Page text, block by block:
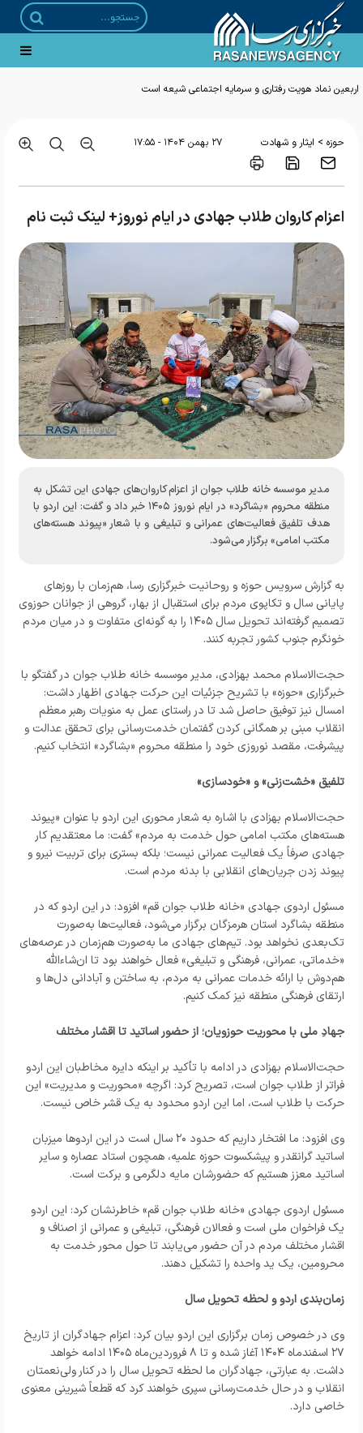
حوزه > ایثار و شهادت ۲۷ بهمن ۱۴۰۴ - ۱۷:۵۵
اعزام کاروان طلاب جهادی در ایام نوروز+ لینک ثبت نام
مدیر موسسه خانه طلاب جوان از اعزام کاروان‌های جهادی این تشکل به
منطقه محروم «بشاگرد» در ایام نوروز ۱۴۰۵ خبر داد و گفت: این اردو با
هدف تلفیق فعالیت‌های عمرانی و تبلیغی و با شعار «پیوند هسته‌های
مکتب امامی» برگزار می‌شود.
به گزارش سرویس حوزه و روحانیت خبرگزاری رسا، هم‌زمان با روزهای
پایانی سال و تکاپوی مردم برای استقبال از بهار، گروهی از جوانان حوزوی
تصمیم گرفته‌اند تحویل سال ۱۴۰۵ را به گونه‌ای متفاوت و در میان مردم
خونگرم جنوب کشور تجربه کنند.
حجت‌الاسلام محمد بهزادی، مدیر موسسه خانه طلاب جوان در گفتگو با
خبرگزاری «حوزه» با تشریح جزئیات این حرکت جهادی اظهار داشت:
امسال نیز توفیق حاصل شد تا در راستای عمل به منویات رهبر معظم
انقلاب مبنی بر همگانی کردن گفتمان خدمت‌رسانی برای تحقق عدالت و
پیشرفت، مقصد نوروزی خود را منطقه محروم «بشاگرد» انتخاب کنیم.
تلفیق «خشت‌زنی» و «خودسازی»
حجت‌الاسلام بهزادی با اشاره به شعار محوری این اردو با عنوان «پیوند
هسته‌های مکتب امامی حول خدمت به مردم» گفت: ما معتقدیم کار
جهادی صرفاً یک فعالیت عمرانی نیست؛ بلکه بستری برای تربیت نیرو و
پیوند زدن جریان‌های انقلابی با بدنه مردم است.
مسئول اردوی جهادی «خانه طلاب جوان قم» افزود: در این اردو که در
منطقه بشاگرد استان هرمزگان برگزار می‌شود، فعالیت‌ها به‌صورت
تک‌بعدی نخواهد بود. تیم‌های جهادی ما به‌صورت هم‌زمان در عرصه‌های
«خدماتی، عمرانی، فرهنگی و تبلیغی» فعال خواهند بود تا ان‌شاءالله
هم‌دوش با ارائه خدمات عمرانی به مردم، به ساختن و آبادانی دل‌ها و
ارتقای فرهنگی منطقه نیز کمک کنیم.
جهادِ ملی با محوریت حوزویان؛ از حضور اساتید تا اقشار مختلف
حجت‌الاسلام بهزادی در ادامه با تأکید بر اینکه دایره مخاطبان این اردو
فراتر از طلاب جوان است، تصریح کرد: اگرچه «محوریت و مدیریت» این
حرکت با طلاب است، اما این اردو محدود به یک قشر خاص نیست.
وی افزود: ما افتخار داریم که حدود ۲۰ سال است در این اردوها میزبان
اساتید گرانقدر و پیشکسوت حوزه علمیه، همچون استاد عصاره و سایر
اساتید معزز هستیم که حضورشان مایه دلگرمی و برکت است.
مسئول اردوی جهادی «خانه طلاب جوان قم» خاطرنشان کرد: این اردو
یک فراخوان ملی است و فعالان فرهنگی، تبلیغی و عمرانی از اصناف و
اقشار مختلف مردم در آن حضور می‌یابند تا حول محور خدمت به
محرومین، یک ید واحده را تشکیل دهند.
زمان‌بندی اردو و لحظه تحویل سال
وی در خصوص زمان برگزاری این اردو بیان کرد: اعزام جهادگران از تاریخ
۲۷ اسفندماه ۱۴۰۴ آغاز شده و تا ۸ فروردین‌ماه ۱۴۰۵ ادامه خواهد
داشت. به عبارتی، جهادگران ما لحظه تحویل سال را در کنار ولی‌نعمتان
انقلاب و در حال خدمت‌رسانی سپری خواهند کرد که قطعاً شیرینی معنوی
خاصی دارد.